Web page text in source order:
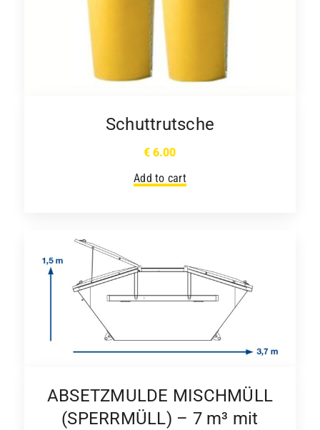
Schuttrutsche
€ 6.00
Add to cart
ABSETZMULDE MISCHMÜLL
(SPERRMÜLL) – 7 m³ mit